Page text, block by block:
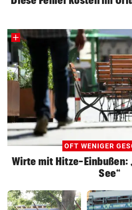
OFT WENIGER
Wirte mit Hitze-Einbußen:
See“